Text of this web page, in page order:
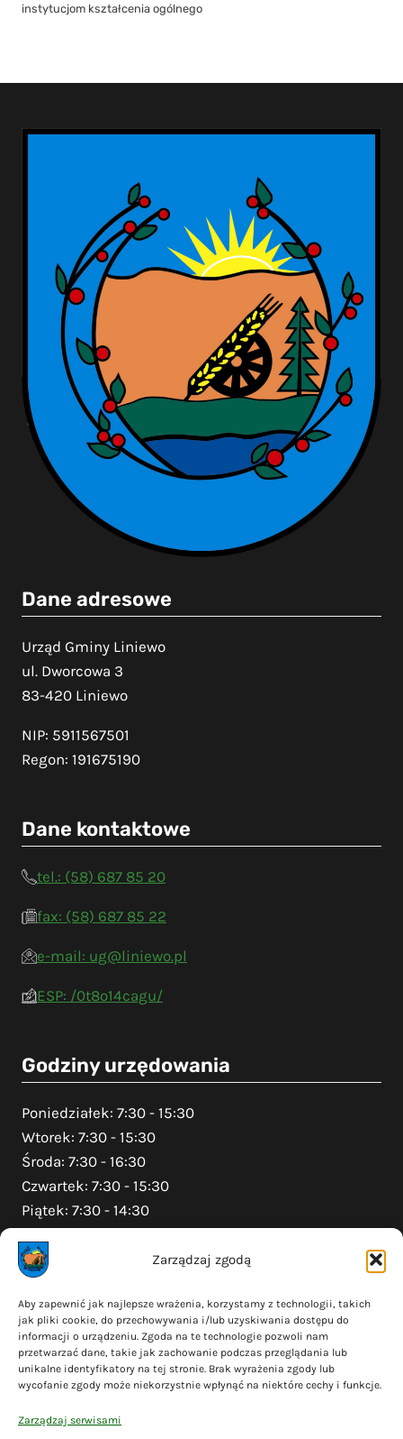
Zarządzaj zgodą
Aby zapewnić jak najlepsze wrażenia, korzystamy z technologii, takich
jak pliki cookie, do przechowywania i/lub uzyskiwania dostępu do
informacji o urządzeniu. Zgoda na te technologie pozwoli nam
przetwarzać dane, takie jak zachowanie podczas przeglądania lub
unikalne identyfikatory na tej stronie. Brak wyrażenia zgody lub
wycofanie zgody może niekorzystnie wpłynąć na niektóre cechy i funkcje.
Zarządzaj serwisami
instytucjom kształcenia ogólnego
Dane adresowe
Urząd Gminy Liniewo
ul. Dworcowa 3
83-420 Liniewo
NIP: 5911567501
Regon: 191675190
Dane kontaktowe
tel.: (58) 687 85 20
fax: (58) 687 85 22
e-mail: ug@liniewo.pl
ESP: /0t8o14cagu/
Godziny urzędowania
Poniedziałek: 7:30 - 15:30
Wtorek: 7:30 - 15:30
Środa: 7:30 - 16:30
Czwartek: 7:30 - 15:30
Piątek: 7:30 - 14:30
Na skróty
Polityka prywatności
Polityka plików cookies (EU)
Deklaracja dostępności
Mapa serwisu